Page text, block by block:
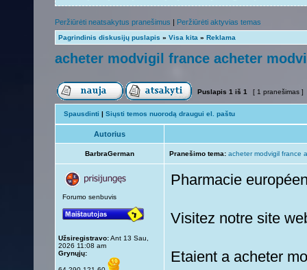
Peržiūrėti neatsakytus pranešimus | Peržiūrėti aktyvias temas
Pagrindinis diskusijų puslapis » Visa kita » Reklama
acheter modvigil france acheter
Puslapis 1 iš 1 [ 1 pranešimas ]
Spausdinti | Siųsti temos nuorodą draugui el. paštu
Autorius
BarbraGerman Pranešimo tema: acheter modvigil france
Forumo senbuvis
Užsiregistravo:Ant 13 Sau,
2026 11:08 am
Grynųjų:
Pharmacie
Visitez notre site
Etaient a acheter